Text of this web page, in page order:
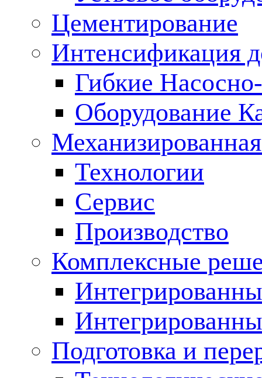
Цементирование
Интенсификация
Гибкие
Оборудование
Технологии
Сервис
Производство
Комплексные
Подготовка и